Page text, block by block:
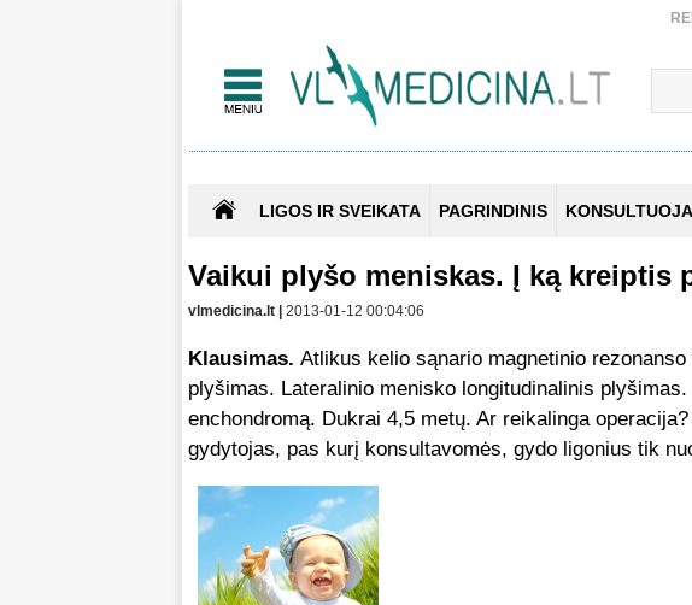
LIGOS IR SVEIKATA PAGRINDINIS
Vaikui plyšo meniskas. Į ką kreiptis
vlmedicina.lt | 2013-01-12 00:04:06
Klausimas. Atlikus kelio sąnario magnetinio
plyšimas. Lateralinio menisko longitudinalinis
enchondromą. Dukrai 4,5 metų. Ar reikalinga
gydytojas, pas kurį konsultavomės, gydo ligonius tik